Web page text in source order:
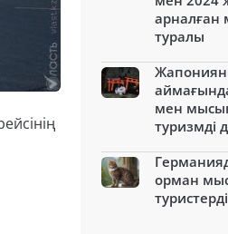
арналған
туралы
мен
туризмді
орман